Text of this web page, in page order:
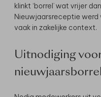
klinkt ‘borrel’ wat vrijer
Nieuwjaarsreceptie
vaak in zakelijke context.
Uitnodiging
nieuwjaarsborrel